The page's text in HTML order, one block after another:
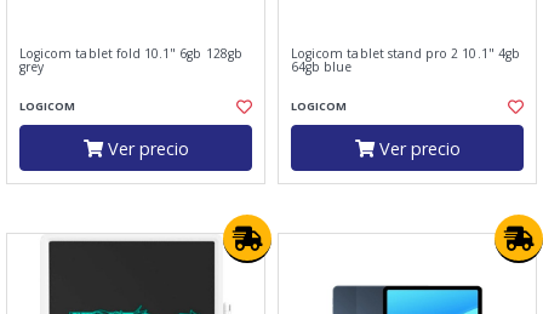
Logicom tablet fold 10.1" 6gb 128gb
grey
LOGICOM
Ver precio
Logicom tablet stand pro 2 10.1" 4gb
64gb blue
LOGICOM
Ver precio